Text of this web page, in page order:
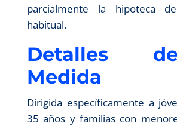
parcialmente la hipoteca
habitual.
Detalles
Medida
Dirigida específicamente a
35 años y familias con